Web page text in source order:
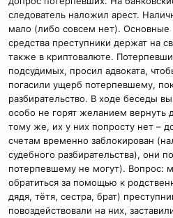
следователь наложил арест.
мало (либо совсем нет).
средства преступники держат на
также в криптовалюте.
подсудимых, просил адвоката,
погасили ущерб потерпевшему,
разбирательство. В ходе беседы
особо не горят желанием вернуть
тому же, их у них попросту нет –
счетам временно заблокирован
судебного разбирательства), они
потерпевшему не могут). Вопрос:
обратиться за помощью к
дядя, тётя, сестра, брат)
повоздействовали на них,